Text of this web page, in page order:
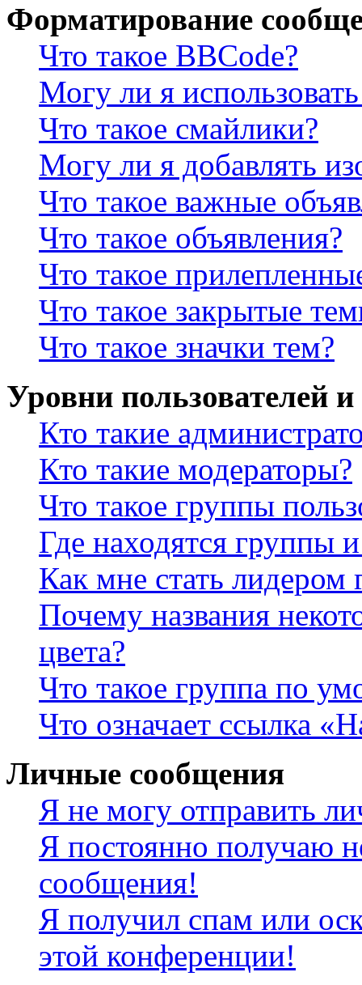
Форматирование
Что такое BBCode?
Могу ли я
Что такое смайлики?
Могу ли я добавлять
Что такое важные
Что такое объявления?
Что такое
Что такое закрытые
Что такое значки тем?
Уровни пользователей
Кто такие
Кто такие модераторы?
Что такое группы
Где находятся группы
Как мне стать лидером
Почему названия
цвета?
Что такое группа по
Что означает ссылка
Личные сообщения
Я не могу отправить
Я постоянно получаю
сообщения!
Я получил спам или
этой конференции!